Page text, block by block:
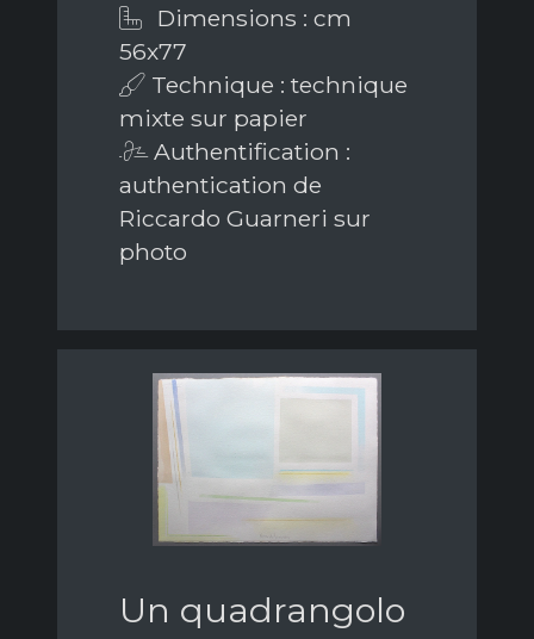
Dimensions : cm
56x77
Technique : technique
mixte sur papier
Authentification :
authentication de
Riccardo Guarneri sur
photo
Un quadrangolo